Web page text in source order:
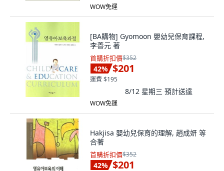
WOW免運
[BA購物] Gyomoon 嬰幼兒保育課程,
李善元 著
首購折扣價$352
42% $201
運費 $195
8/12 星期三 預計送達
WOW免運
Hakjisa 嬰幼兒保育的理解, 趙成妍 等
合著
首購折扣價$352
42% $201